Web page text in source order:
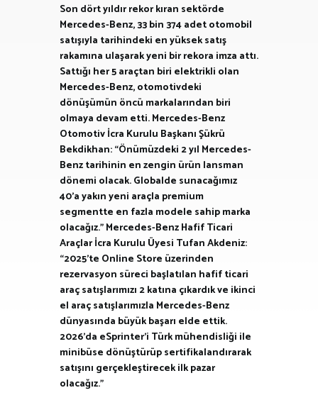
Son dört yıldır rekor kıran sektörde
Mercedes-Benz, 33 bin 374 adet otomobil
satışıyla tarihindeki en yüksek satış
rakamına ulaşarak yeni bir rekora imza attı.
Sattığı her 5 araçtan biri elektrikli olan
Mercedes-Benz, otomotivdeki
dönüşümün öncü markalarından biri
olmaya devam etti. Mercedes-Benz
Otomotiv İcra Kurulu Başkanı Şükrü
Bekdikhan: “Önümüzdeki 2 yıl Mercedes-
Benz tarihinin en zengin ürün lansman
dönemi olacak. Globalde sunacağımız
40’a yakın yeni araçla premium
segmentte en fazla modele sahip marka
olacağız.” Mercedes-Benz Hafif Ticari
Araçlar İcra Kurulu Üyesi Tufan Akdeniz:
“2025’te Online Store üzerinden
rezervasyon süreci başlatılan hafif ticari
araç satışlarımızı 2 katına çıkardık ve ikinci
el araç satışlarımızla Mercedes-Benz
dünyasında büyük başarı elde ettik.
2026’da eSprinter’i Türk mühendisliği ile
minibüse dönüştürüp sertifikalandırarak
satışını gerçekleştirecek ilk pazar
olacağız.”